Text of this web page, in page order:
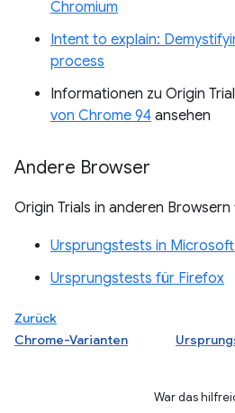
Chromium
Intent to explain:
process
Informationen zu Origin
von Chrome 94 ansehen
Andere Browser
Origin Trials in anderen Browsern
Ursprungstests in
Ursprungstests für Firefox
Zurück
Chrome-Varianten
War das